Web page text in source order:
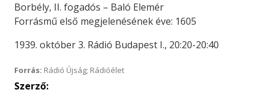
Borbély, II. fogadós – Baló Elemér
Forrásmű első megjelenésének éve: 1605
1939. október 3. Rádió Budapest I., 20:20-20:40
Forrás: Rádió Újság; Rádióélet
Szerző: